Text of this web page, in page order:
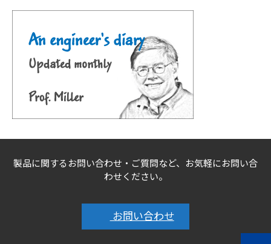
製品に関するお問い合わせ・ご質問など、お気軽にお問い合
わせください。
お問い合わせ